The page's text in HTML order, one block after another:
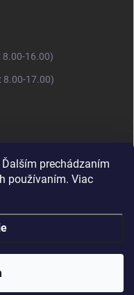
prechádzaním
používaním. Viac
8.00-16.00)
8.00-17.00)
spolupráci s
práva vyhradené.